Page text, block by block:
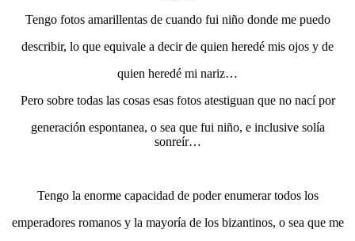
Tengo fotos amarillentas de cuando fui niño donde me puedo
describir, lo que equivale a decir de quien heredé mis ojos y de
quien heredé mi nariz…
Pero sobre todas las cosas esas fotos atestiguan que no nací por
generación espontanea, o sea que fui niño, e inclusive solía
sonreír…
Tengo la enorme capacidad de poder enumerar todos los
emperadores romanos y la mayoría de los bizantinos, o sea que me